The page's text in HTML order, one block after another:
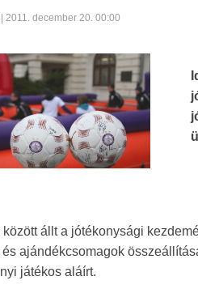
| 2011. december 20. 00:00
állt a jótékonysági
ajándékcsomagok
játékos aláírt.